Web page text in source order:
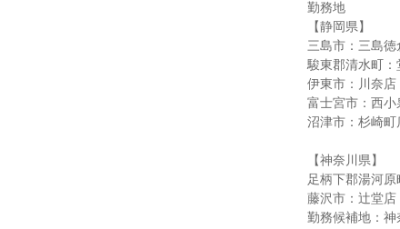
勤務地
【静岡県】
三島市：三島
駿東郡清水町
伊東市：川奈店
富士宮市：西
沼津市：杉崎町
【神奈川県】
足柄下郡湯河
藤沢市：辻堂店
勤務候補地：